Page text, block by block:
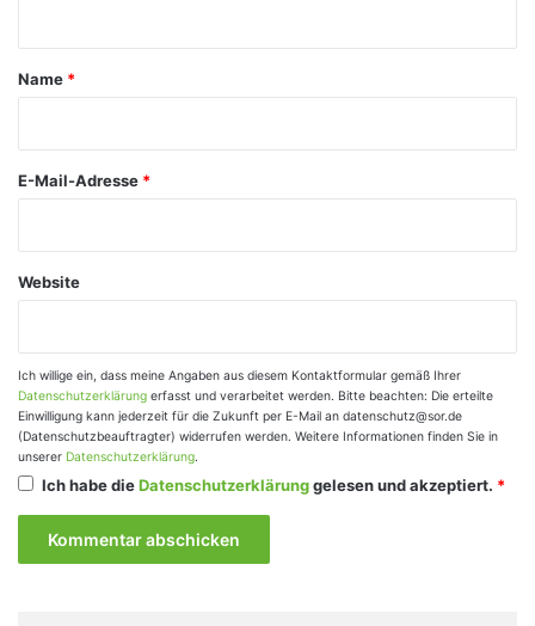
a
Name *
E-Mail-Adresse *
Website
Ich willige ein, dass meine Angaben aus diesem Kontaktformular gemäß Ihrer
Datenschutzerklärung erfasst und verarbeitet werden. Bitte beachten: Die erteilte
Einwilligung kann jederzeit für die Zukunft per E-Mail an datenschutz@sor.de
(Datenschutzbeauftragter) widerrufen werden. Weitere Informationen finden Sie in
unserer Datenschutzerklärung.
Ich habe dieDatenschutzerklärunggelesen und akzeptiert. *